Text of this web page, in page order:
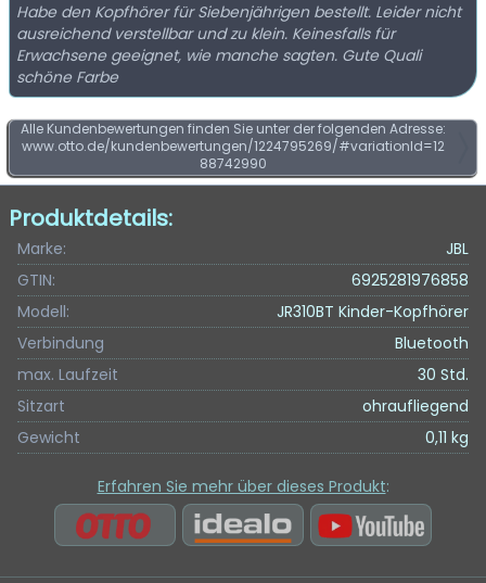
Habe den Kopfhörer für Siebenjährigen bestellt. Leider nicht
ausreichend verstellbar und zu klein. Keinesfalls für
Erwachsene geeignet, wie manche sagten. Gute Quali
schöne Farbe
Alle Kundenbewertungen finden Sie unter der folgenden Adresse:
www.otto.de/kundenbewertungen/1224795269/#variationId=12
88742990
Produktdetails:
Marke:
JBL
GTIN:
6925281976858
Modell:
JR310BT Kinder-Kopfhörer
Verbindung
Bluetooth
max. Laufzeit
30 Std.
Sitzart
ohraufliegend
Gewicht
0,11 kg
Erfahren Sie mehr über dieses Produkt: